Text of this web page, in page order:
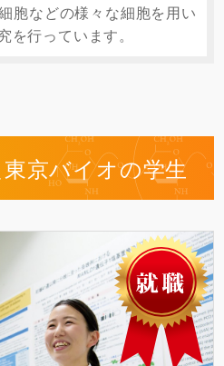
胞などの様々な細胞を用い
を行っています。
京バイオの学生